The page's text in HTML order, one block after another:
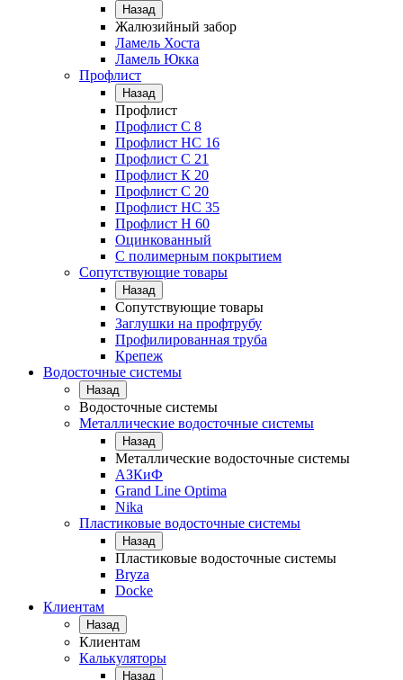
Назад
Жалюзийный забор
Ламель Хоста
Ламель Юкка
Профлист
Назад
Профлист
Профлист С 8
Профлист НС 16
Профлист C 21
Профлист К 20
Профлист С 20
Профлист НС 35
Профлист Н 60
Оцинкованный
С полимерным покрытием
Сопутствующие товары
Назад
Сопутствующие товары
Заглушки на профтрубу
Профилированная труба
Крепеж
Водосточные системы
Назад
Водосточные системы
Металлические водосточные системы
Назад
Металлические водосточные системы
АЗКиФ
Grand Line Optima
Nika
Пластиковые водосточные системы
Назад
Пластиковые водосточные системы
Bryza
Docke
Клиентам
Назад
Клиентам
Калькуляторы
Назад